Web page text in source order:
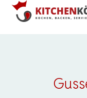
Zum
Inhalt